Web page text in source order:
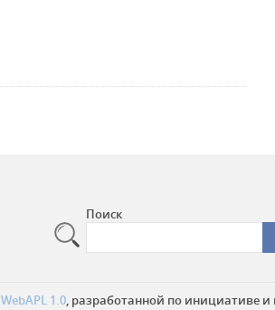
Поиск
WebAPL 1.0, разработанной по инициативе и